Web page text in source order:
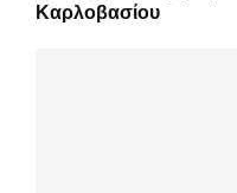
Καρλοβασίου